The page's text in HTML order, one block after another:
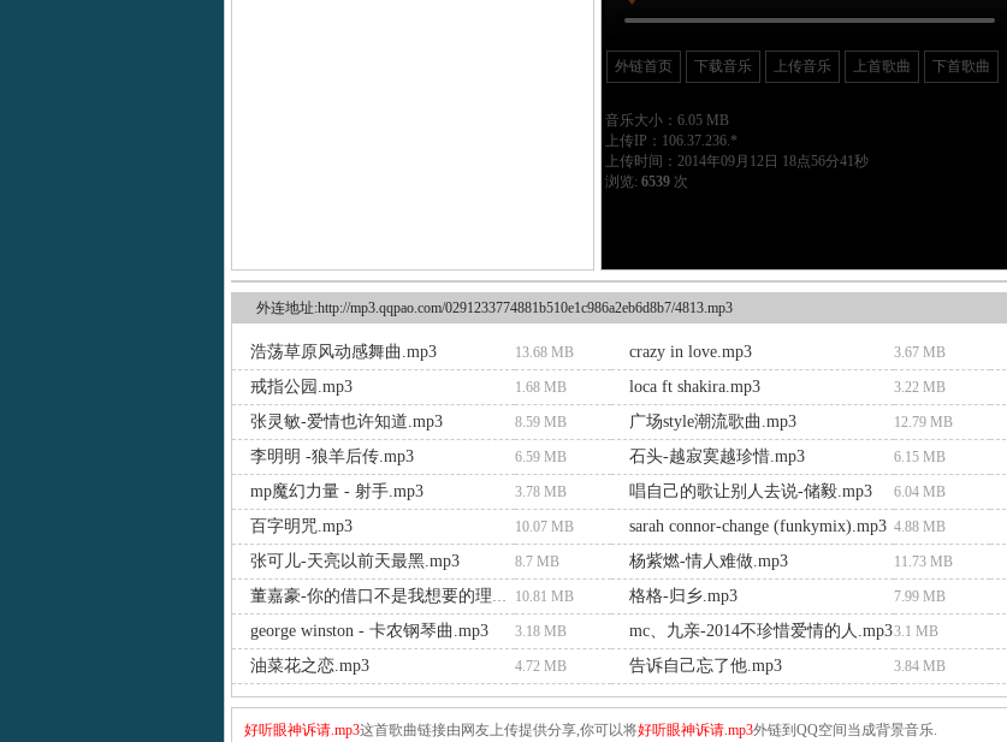
外链首页 下载音乐 上传音乐 上首歌曲 下首歌曲
音乐大小：6.05 MB
上传IP：106.37.236.*
上传时间：2014年09月12日 18点56分41秒
浏览: 6539次
外连地址:http://mp3.qqpao.com/0291233774881b510e1c986a2eb6d8b7/4813.mp3
浩荡草原风动感舞曲.mp3 13.68 MB crazy in love.mp3 3.67 MB
戒指公园.mp3 1.68 MB loca ft shakira.mp3 3.22 MB
张灵敏-爱情也许知道.mp3 8.59 MB 广场style潮流歌曲.mp3 12.79 MB
李明明 -狼羊后传.mp3 6.59 MB 石头-越寂寞越珍惜.mp3 6.15 MB
mp魔幻力量 - 射手.mp3 3.78 MB 唱自己的歌让别人去说-储毅.mp3 6.04 MB
百字明咒.mp3 10.07 MB sarah connor-change (funkymix).mp3 4.88 MB
张可儿-天亮以前天最黑.mp3 8.7 MB 杨紫燃-情人难做.mp3 11.73 MB
董嘉豪-你的借口不是我想要的理由.mp3 10.81 MB 格格-归乡.mp3 7.99 MB
george winston - 卡农钢琴曲.mp3 3.18 MB mc、九亲-2014不珍惜爱情的人.mp33.1 MB
油菜花之恋.mp3 4.72 MB 告诉自己忘了他.mp3 3.84 MB
好听眼神诉请.mp3这首歌曲链接由网友上传提供分享,你可以将好听眼神诉请.mp3外链到QQ空间当成背景音乐.